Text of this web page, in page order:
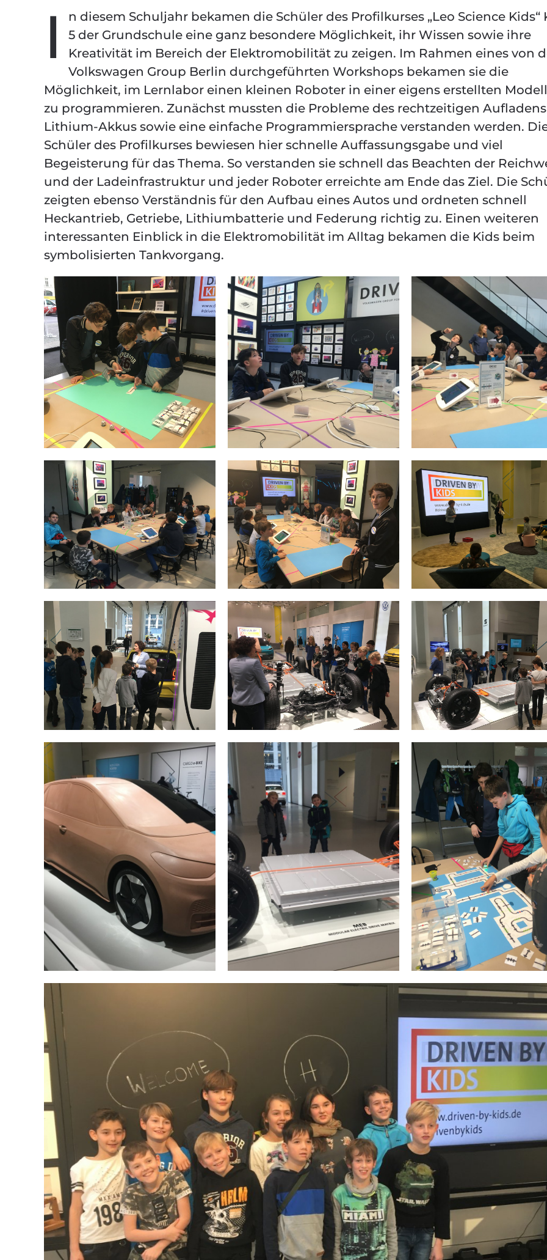
I
n diesem Schuljahr bekamen die Schüler des Profilkurses „Leo Science Kids“
5 der Grundschule eine ganz besondere Möglichkeit, ihr Wissen sowie ihre
Kreativität im Bereich der Elektromobilität zu zeigen. Im Rahmen eines von
Volkswagen Group Berlin durchgeführten Workshops bekamen sie die
Möglichkeit, im Lernlabor einen kleinen Roboter in einer eigens erstellten
zu programmieren. Zunächst mussten die Probleme des rechtzeitigen
Lithium-Akkus sowie eine einfache Programmiersprache verstanden werden.
Schüler des Profilkurses bewiesen hier schnelle Auffassungsgabe und viel
Begeisterung für das Thema. So verstanden sie schnell das Beachten der
und der Ladeinfrastruktur und jeder Roboter erreichte am Ende das Ziel. Die
zeigten ebenso Verständnis für den Aufbau eines Autos und ordneten schnell
Heckantrieb, Getriebe, Lithiumbatterie und Federung richtig zu. Einen weiteren
interessanten Einblick in die Elektromobilität im Alltag bekamen die Kids beim
symbolisierten Tankvorgang.